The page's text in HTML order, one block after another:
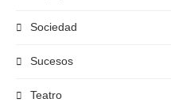
Sociedad
Sucesos
Teatro